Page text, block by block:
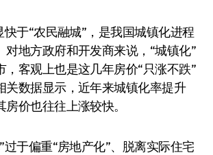
快于“农民融城”，是我国城镇化进程
对地方政府和开发商来说，“城镇化”
，客观上也是这几年房价“只涨不跌”
关数据显示，近年来城镇化率提升
价也往往上涨较快。
过于偏重“房地产化”、脱离实际住宅